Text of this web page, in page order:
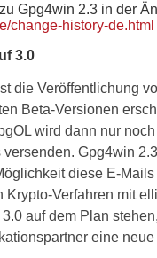
Gpg4win 2.3 in der
change-history-de.html
3.0
die Veröffentlichung
Beta-Versionen
wird dann nur
versenden. Gpg4win
diese E-
Krypto-Verfahren mit
auf dem Plan
eine